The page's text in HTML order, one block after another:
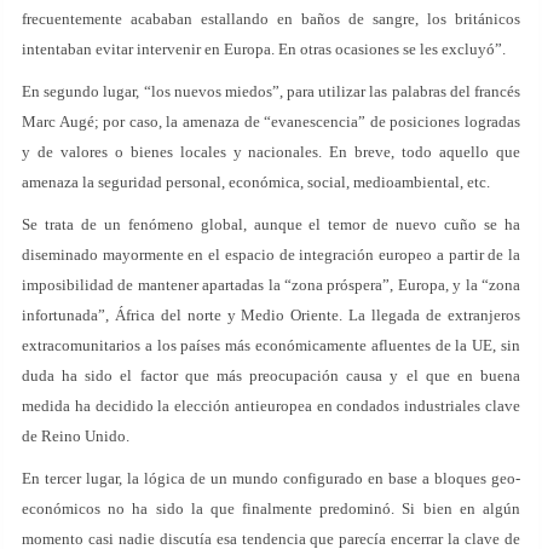
frecuentemente acababan estallando en baños de sangre, los británicos
intentaban evitar intervenir en Europa. En otras ocasiones se les excluyó”.
En segundo lugar, “los nuevos miedos”, para utilizar las palabras del francés
Marc Augé; por caso, la amenaza de “evanescencia” de posiciones logradas
y de valores o bienes locales y nacionales. En breve, todo aquello que
amenaza la seguridad personal, económica, social, medioambiental, etc.
Se trata de un fenómeno global, aunque el temor de nuevo cuño se ha
diseminado mayormente en el espacio de integración europeo a partir de la
imposibilidad de mantener apartadas la “zona próspera”, Europa, y la “zona
infortunada”, África del norte y Medio Oriente. La llegada de extranjeros
extracomunitarios a los países más económicamente afluentes de la UE, sin
duda ha sido el factor que más preocupación causa y el que en buena
medida ha decidido la elección antieuropea en condados industriales clave
de Reino Unido.
En tercer lugar, la lógica de un mundo configurado en base a bloques geo-
económicos no ha sido la que finalmente predominó. Si bien en algún
momento casi nadie discutía esa tendencia que parecía encerrar la clave de